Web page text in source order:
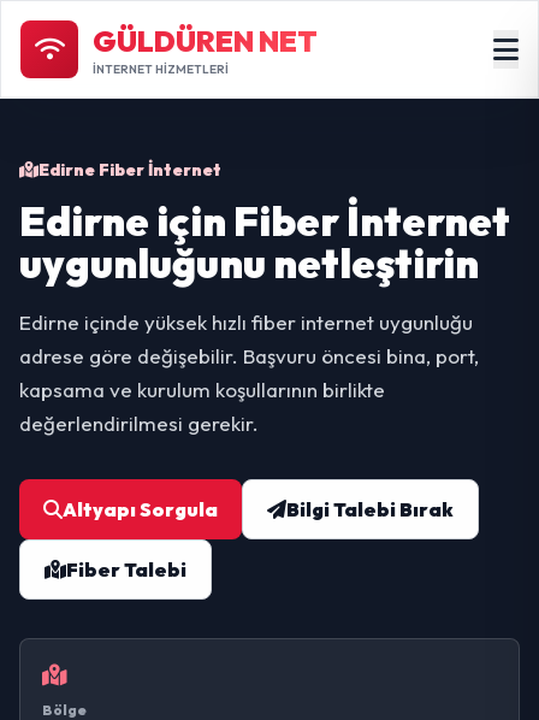
GÜLDÜREN NET
İNTERNET HİZMETLERİ
Edirne Fiber İnternet
Edirne için Fiber İnternet
uygunluğunu netleştirin
Edirne içinde yüksek hızlı fiber internet uygunluğu
adrese göre değişebilir. Başvuru öncesi bina, port,
kapsama ve kurulum koşullarının birlikte
değerlendirilmesi gerekir.
Altyapı Sorgula Bilgi Talebi Bırak
Fiber Talebi
Bölge